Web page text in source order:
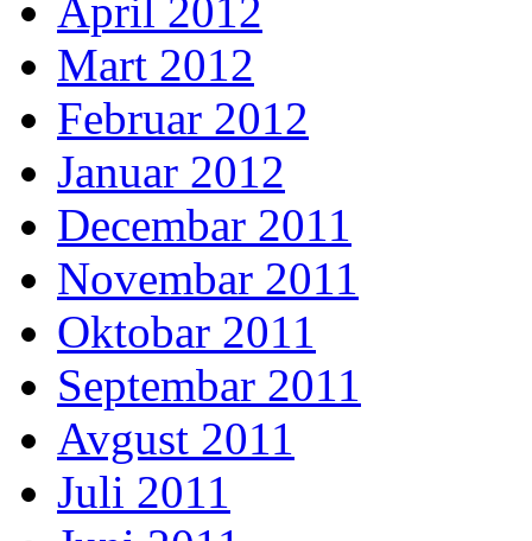
April 2012
Mart 2012
Februar 2012
Januar 2012
Decembar 2011
Novembar 2011
Oktobar 2011
Septembar 2011
Avgust 2011
Juli 2011